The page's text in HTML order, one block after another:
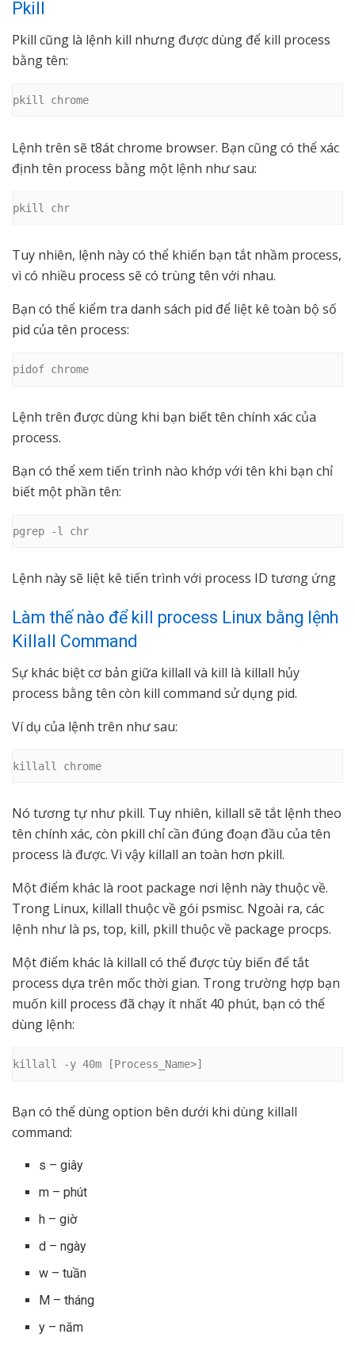
Pkill
Pkill cũng là lệnh kill nhưng được dùng để kill process
bằng tên:
pkill chrome
Lệnh trên sẽ t8át chrome browser. Bạn cũng có thể xác
định tên process bằng một lệnh như sau:
pkill chr
Tuy nhiên, lệnh này có thể khiến bạn tắt nhầm process,
vì có nhiều process sẽ có trùng tên với nhau.
Bạn có thể kiểm tra danh sách pid để liệt kê toàn bộ số
pid của tên process:
pidof chrome
Lệnh trên được dùng khi bạn biết tên chính xác của
process.
Bạn có thể xem tiến trình nào khớp với tên khi bạn chỉ
biết một phần tên:
pgrep -l chr
Lệnh này sẽ liệt kê tiến trình với process ID tương ứng
Làm thế nào để kill process Linux bằng lệnh
Killall Command
Sự khác biệt cơ bản giữa killall và kill là killall hủy
process bằng tên còn kill command sử dụng pid.
Ví dụ của lệnh trên như sau:
killall chrome
Nó tương tự như pkill. Tuy nhiên, killall sẽ tắt lệnh theo
tên chính xác, còn pkill chỉ cần đúng đoạn đầu của tên
process là được. Vì vậy killall an toàn hơn pkill.
Một điểm khác là root package nơi lệnh này thuộc về.
Trong Linux, killall thuộc về gói psmisc. Ngoài ra, các
lệnh như là ps, top, kill, pkill thuộc về package procps.
Một điểm khác là killall có thể được tùy biến để tắt
process dựa trên mốc thời gian. Trong trường hợp bạn
muốn kill process đã chạy ít nhất 40 phút, bạn có thể
dùng lệnh:
killall -y 40m [Process_Name>]
Bạn có thể dùng option bên dưới khi dùng killall
command:
s – giây
m – phút
h – giờ
d – ngày
w – tuần
M – tháng
y – năm